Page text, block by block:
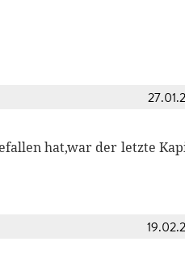
hat,war der letzte